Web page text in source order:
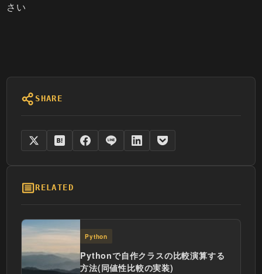
さい
SHARE
RELATED
Python
Pythonで自作クラスの比較演算する
方法(同値性比較の実装)